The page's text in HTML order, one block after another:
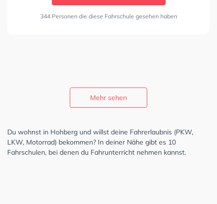
344 Personen die diese Fahrschule gesehen haben
Mehr sehen
Du wohnst in Hohberg und willst deine Fahrerlaubnis (PKW,
LKW, Motorrad) bekommen? In deiner Nähe gibt es 10
Fahrschulen, bei denen du Fahrunterricht nehmen kannst.